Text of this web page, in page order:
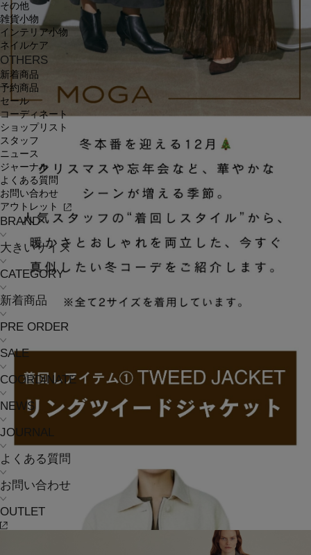
その他
雑貨小物
インテリア小物
ネイルケア
OTHERS
新着商品
予約商品
セール
コーディネート
ショップリスト
スタッフ
ニュース
ジャーナル
よくある質問
お問い合わせ
アウトレット
BRAND
大きいサイズ
CATEGORY
新着商品
PRE ORDER
SALE
COORDINATE
NEWS
JOURNAL
よくある質問
お問い合わせ
OUTLET